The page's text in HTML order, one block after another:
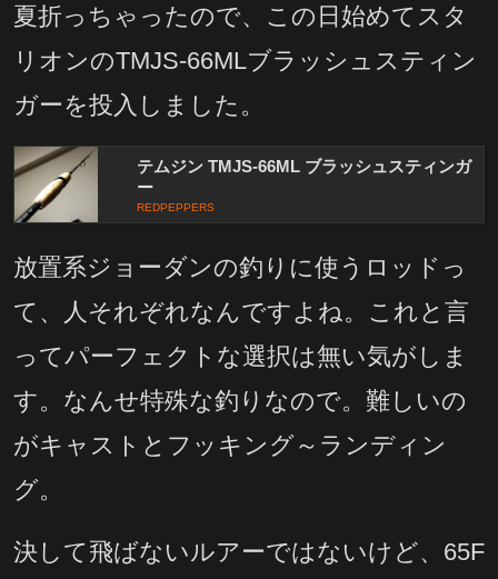
夏折っちゃったので、この日始めてスタ
リオンのTMJS-66MLブラッシュスティン
ガーを投入しました。
テムジン TMJS-66ML ブラッシュスティンガ
ー
REDPEPPERS
放置系ジョーダンの釣りに使うロッドっ
て、人それぞれなんですよね。これと言
ってパーフェクトな選択は無い気がしま
す。なんせ特殊な釣りなので。難しいの
がキャストとフッキング～ランディン
グ。
決して飛ばないルアーではないけど、65F